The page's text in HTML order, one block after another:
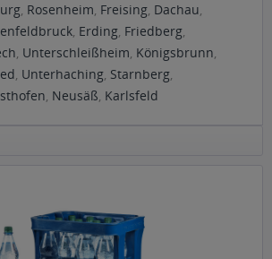
, Rosenheim, Freising, Dachau,
, Erding, Friedberg,
, Unterschleißheim, Königsbrunn,
, Unterhaching, Starnberg,
, Neusäß, Karlsfeld